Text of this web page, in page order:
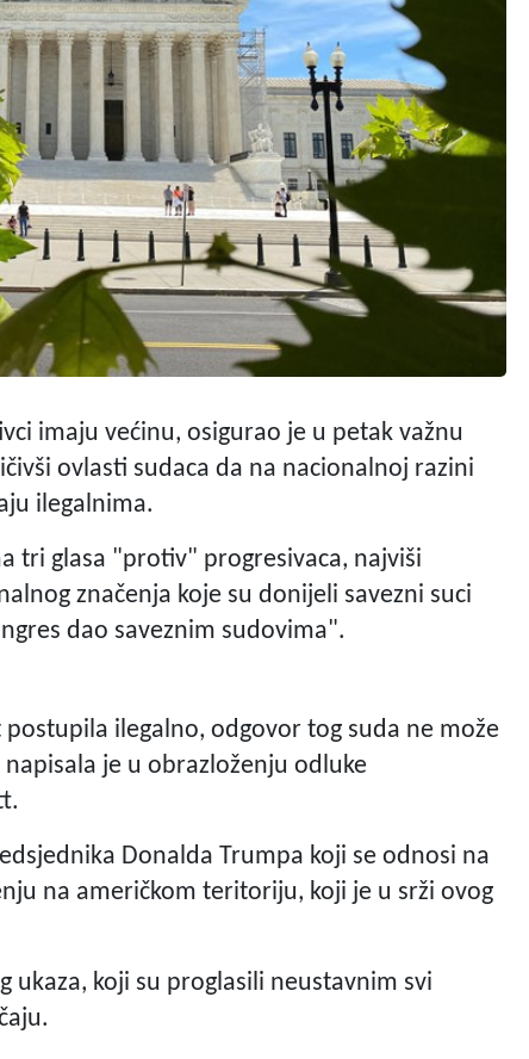
imaju većinu, osigurao je u petak važnu
ovlasti sudaca da na nacionalnoj razini
ilegalnima.
tri glasa "protiv" progresivaca, najviši
značenja koje su donijeli savezni suci
dao saveznim sudovima".
ilegalno, odgovor tog suda ne može
je u obrazloženju odluke
Donalda Trumpa koji se odnosi na
na američkom teritoriju, koji je u srži ovog
ukaza, koji su proglasili neustavnim svi